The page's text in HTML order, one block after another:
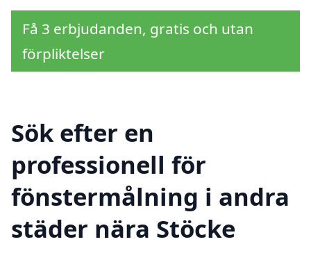
Få 3 erbjudanden, gratis och utan
förpliktelser
Sök efter en
professionell för
fönstermålning i andra
städer nära Stöcke